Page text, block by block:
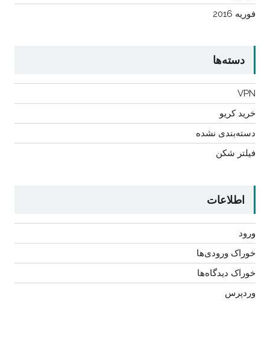
فوریه 2016
دسته‌ها
VPN
خرید کریو
دسته‌بندی نشده
فیلتر شکن
اطلاعات
ورود
خوراک ورودی‌ها
خوراک دیدگاه‌ها
وردپرس